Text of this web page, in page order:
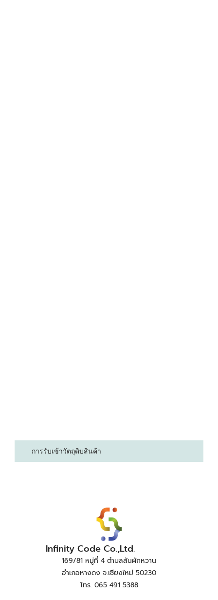
การรับเข้าวัตถุดิบสินค้า
Infinity Code Co.,Ltd.
169/81 หมู่ที่ 4 ตำบลสันผักหวาน
อำเภอหางดง จ.เชียงใหม่ 50230
โทร. 065 491 5388